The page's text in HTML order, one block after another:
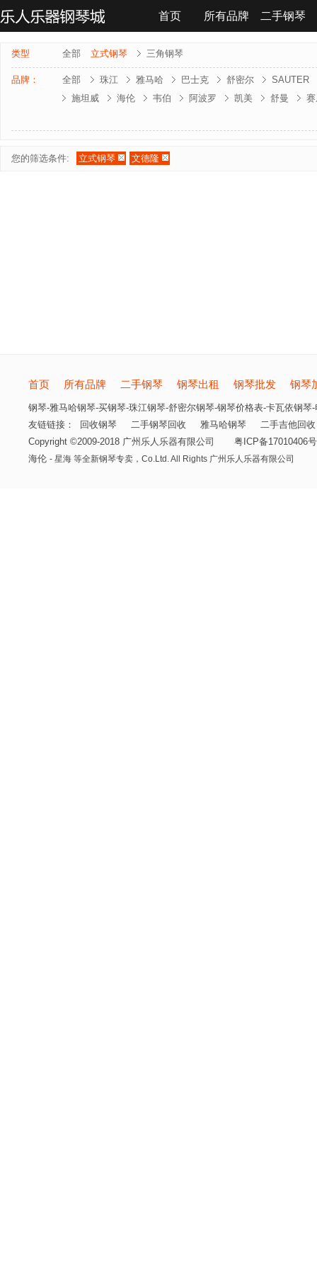
首页 所有品牌 二手钢琴
联系我们
类型 全部 立式钢琴 三角钢琴
品牌： 全部 珠江 雅马哈 巴士克 舒密尔
SAUTER
施坦威
海伦 韦伯 阿波罗 凯美 舒曼
您的筛选条件: 立式钢琴 文德隆
首页 所有品牌 二手钢琴 钢琴出租 钢琴批发 钢琴
钢琴-雅马哈钢琴-买钢琴-珠江钢琴-舒密尔钢琴-钢琴价格表-卡瓦依钢琴
友链链接：
回收钢琴 二手钢琴回收 雅马哈钢琴
二手吉他回收
Copyright ©2009-2018 广州乐人乐器有限公司
粤ICP备17010406
海伦 - 星海 等全新钢琴专卖， Co.Ltd. All Rights 广州乐人乐器有限公司